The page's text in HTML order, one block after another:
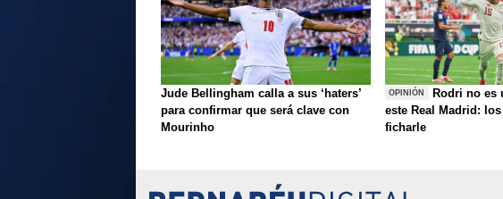
Jude Bellingham calla a sus ‘haters’
para confirmar que será clave con
Mourinho
OPINIÓN
Rodri no es
este Real Madrid:
ficharle